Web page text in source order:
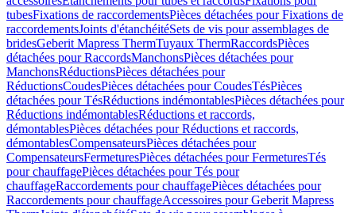
tubesFixations de raccordementsPièces détachées pour Fixations de
raccordementsJoints d'étanchéitéSets de vis pour assemblages de
bridesGeberit Mapress ThermTuyaux ThermRaccordsPièces
détachées pour RaccordsManchonsPièces détachées pour
ManchonsRéductionsPièces détachées pour
RéductionsCoudesPièces détachées pour CoudesTésPièces
détachées pour TésRéductions indémontablesPièces détachées pour
Réductions indémontablesRéductions et raccords,
démontablesPièces détachées pour Réductions et raccords,
démontablesCompensateursPièces détachées pour
CompensateursFermeturesPièces détachées pour FermeturesTés
pour chauffagePièces détachées pour Tés pour
chauffageRaccordements pour chauffagePièces détachées pour
Raccordements pour chauffageAccessoires pour Geberit Mapress